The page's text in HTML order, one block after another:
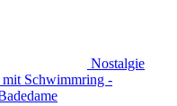
Nostalgie
Schwimmring -